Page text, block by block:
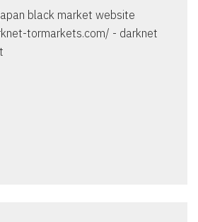
black market website
tormarkets.com/ - darknet